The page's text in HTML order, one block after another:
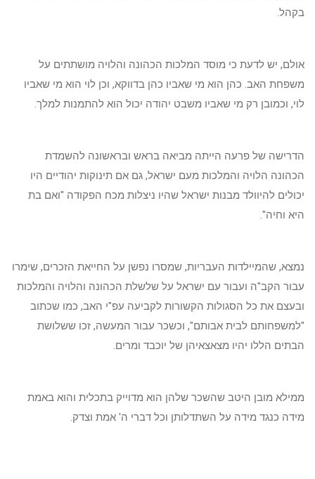
בקהל.
אולם, יש לדעת כי מוסד המלכות הכהונה והלויה מושתתים על
משפחת האב. כהן הוא מי שאביו כהן בדווקא, וכן לוי הוא מי שאביו
לוי, וכמובן רק מי שאביו משבט יהודה יכול הוא להתמנות למלך.
הדרישה של פרעה הייתה מביאה בראש ובראשונה להשמדת
הכהונה הלויה והמלכות מעם ישראל, גם אם תינוקות יהודיים היו
יכולים להיוולד מבנות ישראל שהיו ניצלות מכח הפקודה "ואם בת
היא וחיה".
נמצא, שהמיילדות העבריות, שמסרו נפשן על החייאת הזכרים, שימרו
עבור הקב"ה ועבור עם ישראל על שלשלת הכהונה והלויה והמלכות
ובעצם את כל הסגולות הקשורות לקביעה עפ"י האב, כמו שכתוב
"למשפחותם לבית אבותם", וכשכר עבור המעשה, זכו ששלושת
הבתים הללו יהיו מצאצאיהן של יוכבד ומרים.
ממילא מובן היטב שהשכר שלהן הוא מדוייק בתכלית והוא באמת
מידה כנגד מידה על השתדלותן וכל דברי ה' אמת וצדק.